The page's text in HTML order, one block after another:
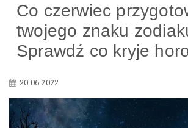
Co czerwiec
twojego znaku
Sprawdź co kryje
20.06.2022